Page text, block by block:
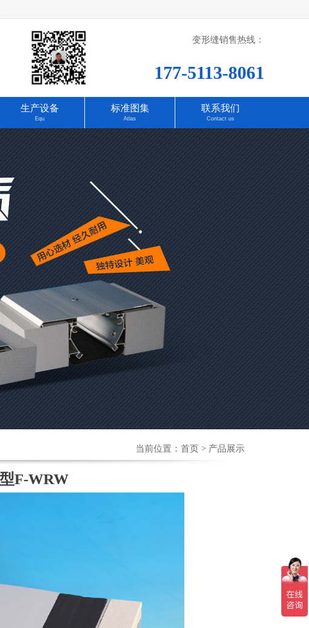
变形缝销售热线：
177-5113-8061
生产设备
Equ
标准图集
Atlas
联系我们
Contact us
当前位置： 首页 > 产品展示
F-WRW